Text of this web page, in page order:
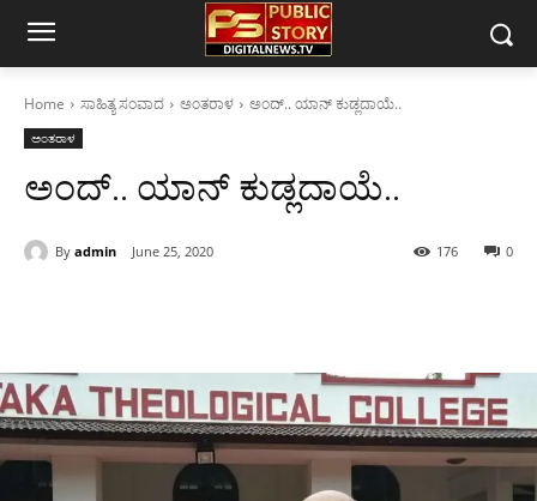
Home ಸಾಹಿತ್ಯ ಸಂವಾದ ಅಂತರಾಳ ಅಂದ್.. ಯಾನ್ ಕುಡ್ಲದಾಯೆ..
ಅಂತರಾಳ
ಅಂದ್.. ಯಾನ್ ಕುಡ್ಲದಾಯೆ..
By admin June 25, 2020 0
176